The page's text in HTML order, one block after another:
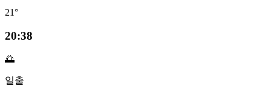
21°
20:38
🌅
일출